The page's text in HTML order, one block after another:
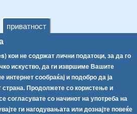
приватност
кои не содржат лични податоци, за да го
искуство, да ги извршиме Вашите
сообраќај и подобро да ја
Продолжете со користење и
согласувате со начинот на употреба на
ги нагодувањата или дознајте повеќе